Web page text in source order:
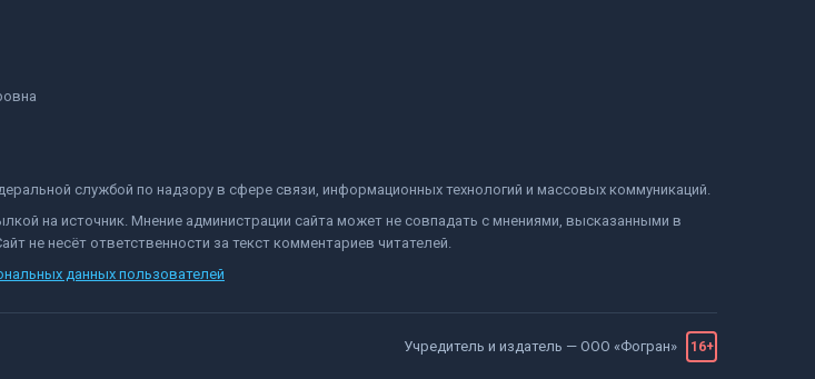
службой по надзору в сфере связи, информационных технологий и массовых коммуникаций.
на источник. Мнение администрации сайта может не совпадать с мнениями, высказанными в
не несёт ответственности за текст комментариев читателей.
данных пользователей
Учредитель и издатель — ООО «Фогран» 16+